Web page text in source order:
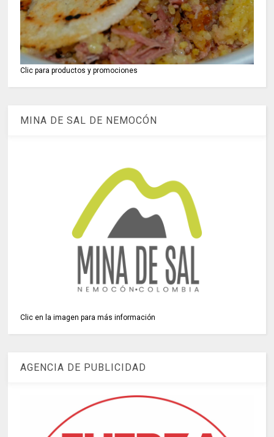
Clic para productos y promociones
MINA DE SAL DE NEMOCÓN
Clic en la imagen para más información
AGENCIA DE PUBLICIDAD